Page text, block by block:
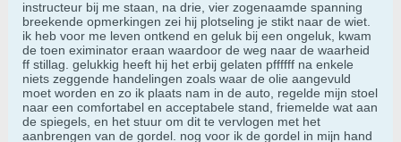
instructeur bij me staan, na drie, vier zogenaamde spanning
breekende opmerkingen zei hij plotseling je stikt naar de wiet.
ik heb voor me leven ontkend en geluk bij een ongeluk, kwam
de toen eximinator eraan waardoor de weg naar de waarheid
ff stillag. gelukkig heeft hij het erbij gelaten pffffff na enkele
niets zeggende handelingen zoals waar de olie aangevuld
moet worden en zo ik plaats nam in de auto, regelde mijn stoel
naar een comfortabel en acceptabele stand, friemelde wat aan
de spiegels, en het stuur om dit te vervlogen met het
aanbrengen van de gordel. nog voor ik de gordel in mijn hand